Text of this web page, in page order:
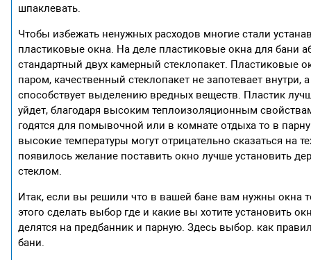
шпаклевать.
Чтобы избежать ненужных расходов многие стали
пластиковые окна. На деле пластиковые окна для бани
стандартный двух камерный стеклопакет. Пластиковые
паром, качественный стеклопакет не запотевает
способствует выделению вредных веществ. Пластик
уйдет, благодаря высоким теплоизоляционным
годятся для помывочной или в комнате отдыха то в
высокие температуры могут отрицательно сказаться на
появилось желание поставить окно лучше установить
стеклом.
Итак, если вы решили что в вашей бане вам нужны окна
этого сделать выбор где и какие вы хотите установить
делятся на предбанник и парную. Здесь выбор. как
бани.